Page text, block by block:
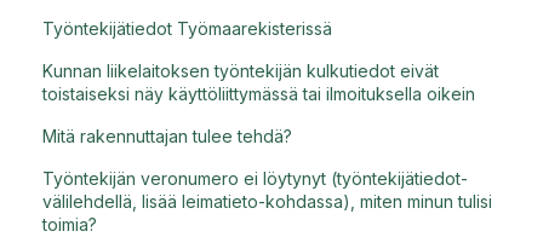
Työntekijätiedot Työmaarekisterissä
Kunnan liikelaitoksen työntekijän kulkutiedot eivät
toistaiseksi näy käyttöliittymässä tai ilmoituksella oikein
Mitä rakennuttajan tulee tehdä?
Työntekijän veronumero ei löytynyt (työntekijätiedot-
välilehdellä, lisää leimatieto-kohdassa), miten minun tulisi
toimia?